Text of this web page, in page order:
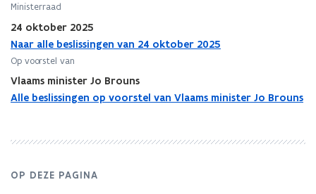
algemene
bepalingen
rond
milieubeleid
Ministerraad
24 oktober 2025
Naar alle beslissingen van 24 oktober 2025
Op voorstel van
Vlaams minister Jo Brouns
Alle beslissingen op voorstel van Vlaams minister Jo Brouns
OP DEZE PAGINA